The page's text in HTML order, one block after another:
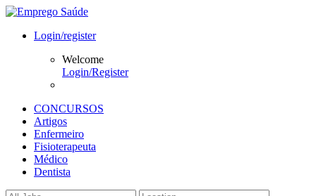
Login/register
Welcome
Login/Register
CONCURSOS
Artigos
Enfermeiro
Fisioterapeuta
Médico
Dentista